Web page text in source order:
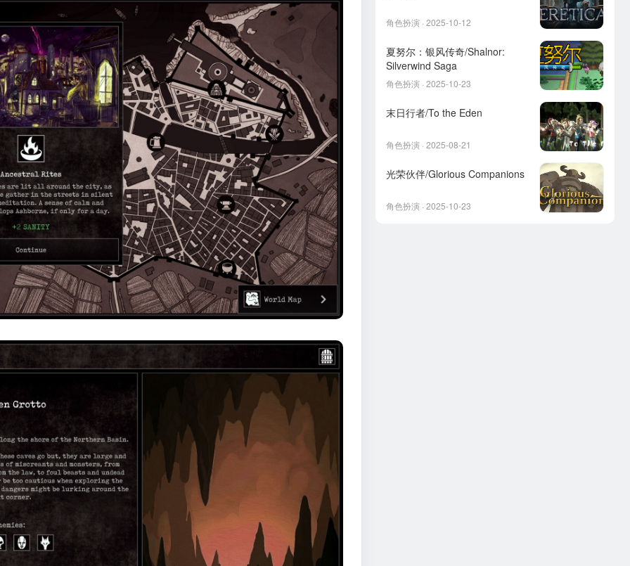
角色扮演 · 2025-10-12
夏努尔：银风传奇/Shalnor:
Silverwind Saga
角色扮演 · 2025-10-23
末日行者/To the Eden
角色扮演 · 2025-08-21
光荣伙伴/Glorious Companions
角色扮演 · 2025-10-23